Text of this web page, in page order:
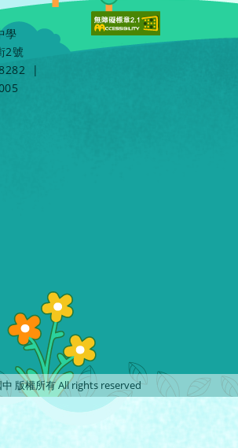
學
2號
|
版權所有 All rights reserved